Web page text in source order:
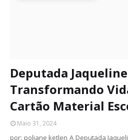
Deputada
Transformando
Cartão Material
Maio 31, 2024
por: poliane ketlen A Deputada